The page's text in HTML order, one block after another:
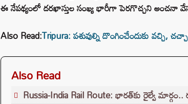
ఈ నేపథ్యంలో దరఖాస్తుల సంఖ్య భారీగా పెరగొచ్చని అంచనా
Also Read:Tripura: పశువుల్ని దొంగించేందుకు వచ్చి,
Also Read
Russia-India Rail Route: భారత్‌కు రైల్వే